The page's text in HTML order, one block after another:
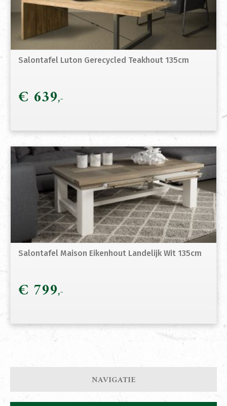
Salontafel Luton Gerecycled Teakhout 135cm
€ 639
Salontafel Maison Eikenhout Landelijk Wit 135cm
€ 799
NAVIGATIE